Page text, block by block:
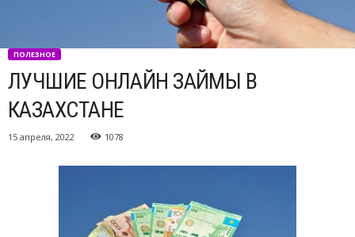
ПОЛЕЗНОЕ
ЛУЧШИЕ ОНЛАЙН ЗАЙМЫ В
КАЗАХСТАНЕ
15 апреля, 2022 1078